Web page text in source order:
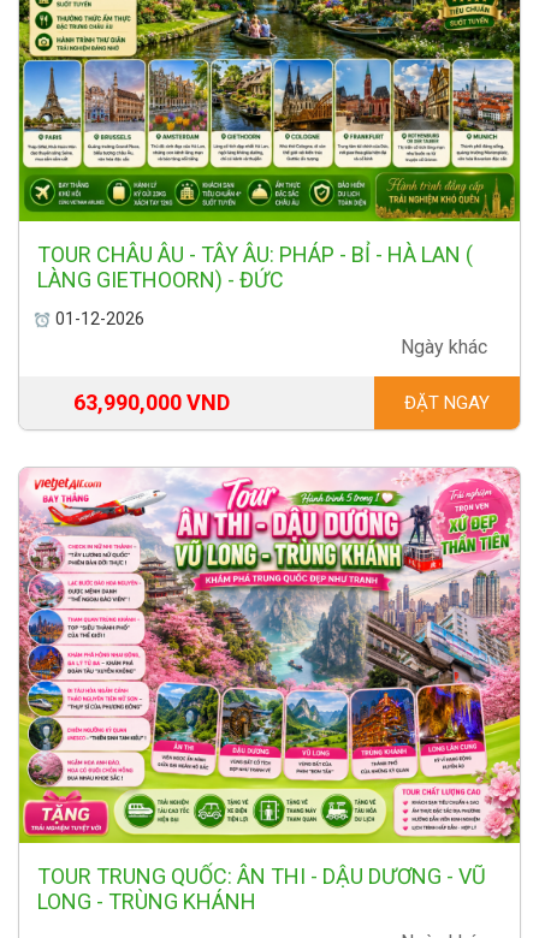
TOUR CHÂU ÂU - TÂY ÂU: PHÁP - BỈ - HÀ LAN (
LÀNG GIETHOORN) - ĐỨC
01-12-2026
Ngày khác
63,990,000 VND ĐẶT NGAY
TOUR TRUNG QUỐC: ÂN THI - DẬU DƯƠNG - VŨ
LONG - TRÙNG KHÁNH